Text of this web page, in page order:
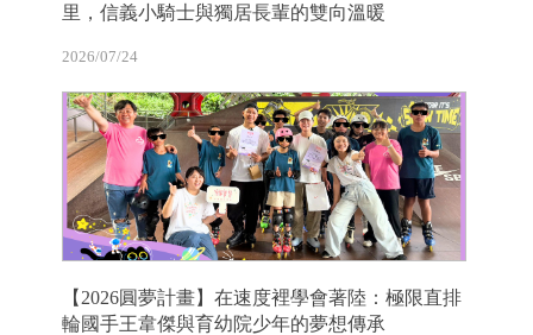
里，信義小騎士與獨居長輩的雙向溫暖
2026/07/24
【2026圓夢計畫】在速度裡學會著陸：極限直排
輪國手王韋傑與育幼院少年的夢想傳承